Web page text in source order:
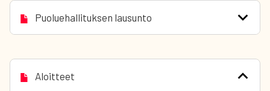
Puoluehallituksen lausunto
Aloitteet